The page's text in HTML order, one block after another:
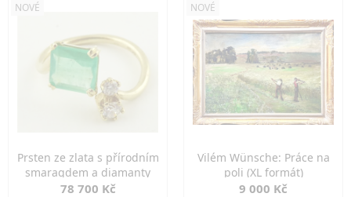
NOVÉ
Prsten ze zlata s přírodním
smaragdem a diamanty
78 700 Kč
NOVÉ
Vilém Wünsche: Práce na
poli (XL formát)
9 000 Kč